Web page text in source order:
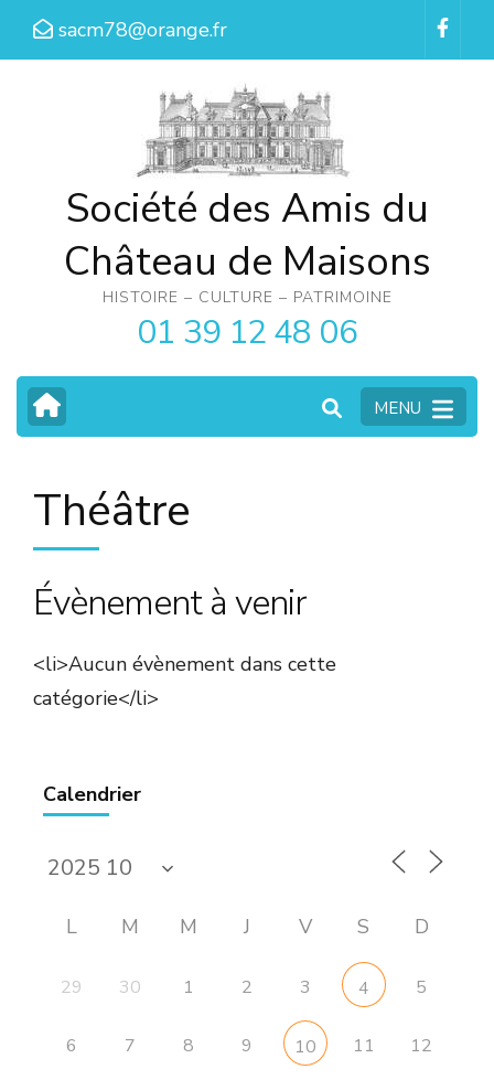
Aller
sacm78@orange.fr
Société des Amis du
Château de Maisons
HISTOIRE – CULTURE – PATRIMOINE
01 39 12 48 06
MENU
Théâtre
Évènement à venir
<li>Aucun évènement dans cette
catégorie</li>
Calendrier
L M M J V S D
29 30 1 2 3 4 5
6 7 8 9 10 11 12